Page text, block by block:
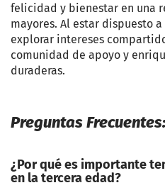
felicidad y bienestar en una
mayores. Al estar dispuesto
explorar intereses
comunidad de apoyo y
duraderas.
Preguntas Frecuentes:
¿Por qué es importante
en la tercera edad?